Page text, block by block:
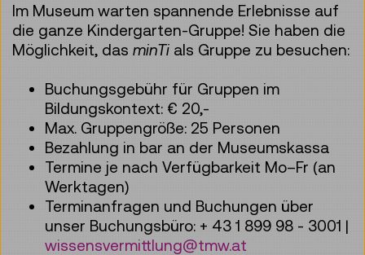
Im Museum warten spannende Erlebnisse auf
die ganze Kindergarten-Gruppe! Sie haben die
Möglichkeit, das minTi als Gruppe zu besuchen:
Buchungsgebühr für Gruppen im
Bildungskontext: € 20,-
Max. Gruppengröße: 25 Personen
Bezahlung in bar an der Museumskassa
Termine je nach Verfügbarkeit Mo–Fr (an
Werktagen)
Terminanfragen und Buchungen über
unser Buchungsbüro: + 43 1 899 98 - 3001 |
wissensvermittlung@tmw.at